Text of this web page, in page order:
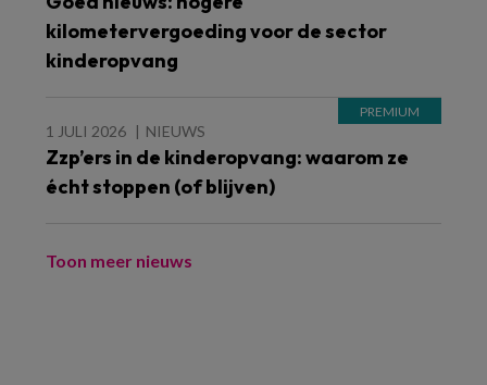
kilometervergoeding voor de sector
kinderopvang
1 JULI 2026 NIEUWS
Zzp’ers in de kinderopvang: waarom ze
écht stoppen (of blijven)
Toon meer nieuws